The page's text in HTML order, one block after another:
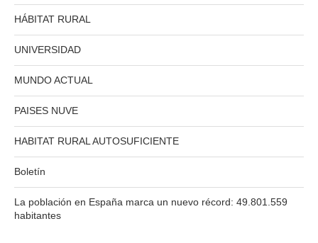
HÁBITAT RURAL
UNIVERSIDAD
MUNDO ACTUAL
PAISES NUVE
HABITAT RURAL AUTOSUFICIENTE
Boletín
La población en España marca un nuevo récord: 49.801.559
habitantes